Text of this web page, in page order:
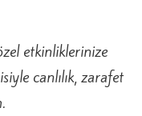
etkinliklerinize
canlılık, zarafet